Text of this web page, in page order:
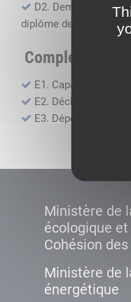
D2. Demande de
diplôme de capacité
Compléments,
E1. Capacité
E2. Déclaration de
E3. Dépôt des
Ministère de
écologique et
Cohésion
Ministère de
énergétique